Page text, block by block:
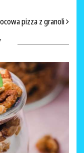
pizza z granoli